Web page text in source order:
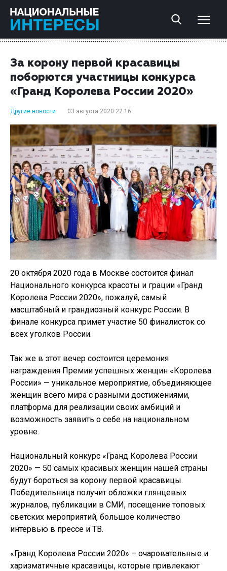
За корону первой красавицы
поборются участницы конкурса
«Гранд Королева России 2020»
Другие новости 03 августа 2020 22:16
20 октября 2020 года в Москве состоится финал
Национального конкурса красоты и грации «Гранд
Королева России 2020», пожалуй, самый
масштабный и грандиозный конкурс России. В
финале конкурса примет участие 50 финалисток со
всех уголков России.
Так же в этот вечер состоится церемония
награждения Премии успешных женщин «Королева
России» — уникальное мероприятие, объединяющее
женщин всего мира с разными достижениями,
платформа для реализации своих амбиций и
возможность заявить о себе на национальном
уровне.
Национальный конкурс «Гранд Королева России
2020» — 50 самых красивых женщин нашей страны
будут бороться за корону первой красавицы.
Победительница получит обложки глянцевых
журналов, публикации в СМИ, посещение топовых
светских мероприятий, большое количество
интервью в прессе и ТВ.
«Гранд Королева России 2020» – очаровательные и
харизматичные красавицы, которые привлекают